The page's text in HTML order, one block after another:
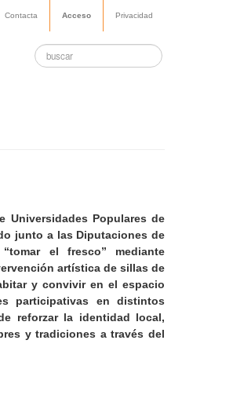
Contacta Acceso Privacidad
Universidades Populares de
junto a las Diputaciones de
el fresco” mediante
artística de sillas de
y convivir en el espacio
participativas en distintos
reforzar la identidad local,
y tradiciones a través del